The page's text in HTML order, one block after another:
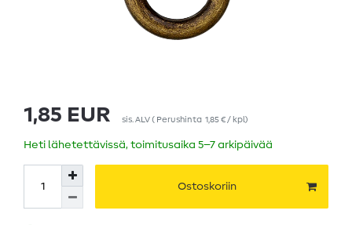
1,85 EUR sis. ALV( Perushinta 1,85 € / kpl)
Heti lähetettävissä, toimitusaika 5–7 arkipäivää
Ostoskoriin